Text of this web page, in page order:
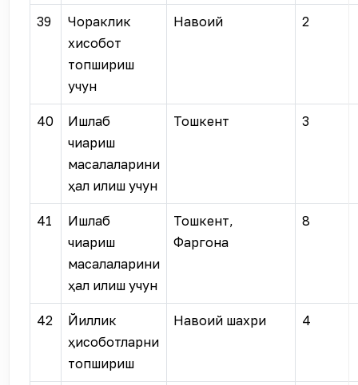
39
Чораклик
хисобот
топшириш
учун
Навоий 2
40
Ишлаб
чиқариш
масалаларини
ҳал қилиш учун
Тошкент 3
41
Ишлаб
чиқариш
масалаларини
ҳал қилиш учун
Тошкент,
Фаргона
8
42
Йиллик
ҳисоботларни
топшириш
Навоий шахри 4